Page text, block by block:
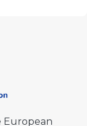
European